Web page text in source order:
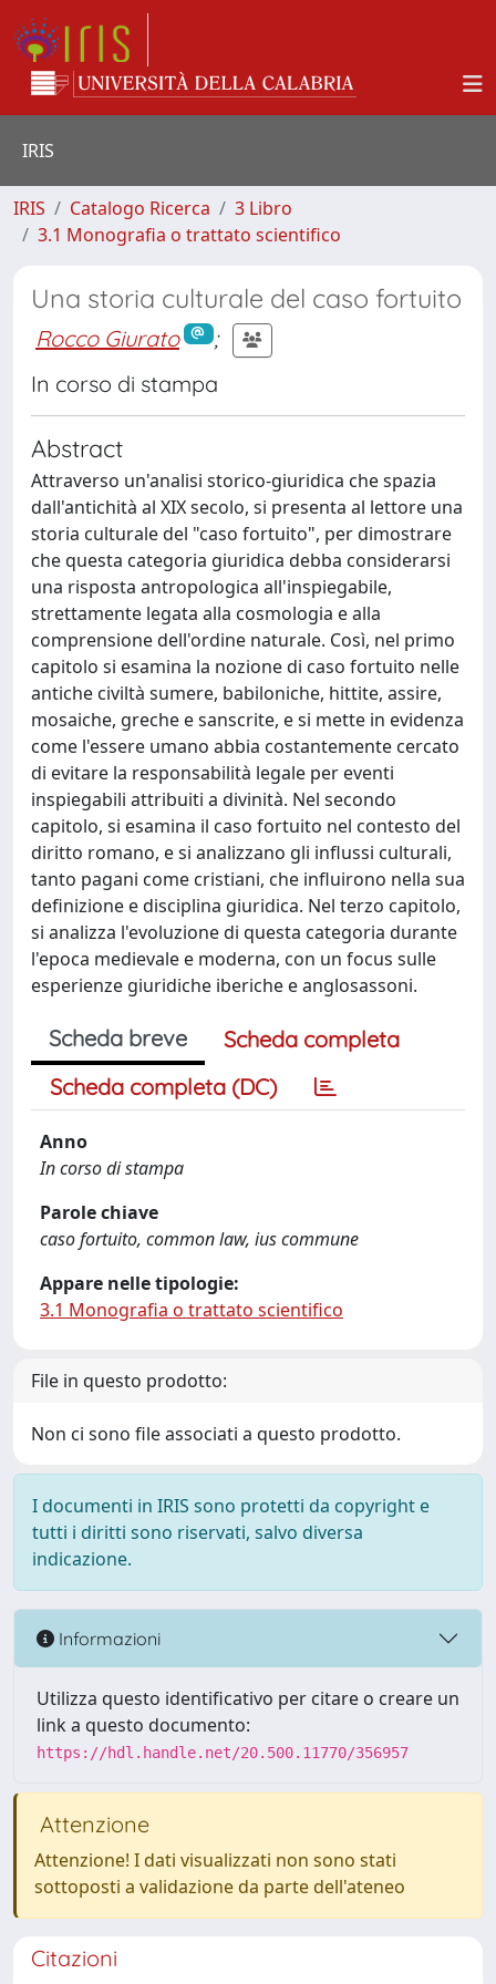
IRIS
IRIS Catalogo Ricerca
3 Libro
3.1 Monografia o trattato scientifico
Una storia culturale del caso fortuito
Rocco Giurato
;
In corso di stampa
Abstract
Attraverso un'analisi storico-giuridica che spazia
dall'antichità al XIX secolo, si presenta al lettore una
storia culturale del "caso fortuito", per dimostrare
che questa categoria giuridica debba considerarsi
una risposta antropologica all'inspiegabile,
strettamente legata alla cosmologia e alla
comprensione dell'ordine naturale. Così, nel primo
capitolo si esamina la nozione di caso fortuito nelle
antiche civiltà sumere, babiloniche, hittite, assire,
mosaiche, greche e sanscrite, e si mette in evidenza
come l'essere umano abbia costantemente cercato
di evitare la responsabilità legale per eventi
inspiegabili attribuiti a divinità. Nel secondo
capitolo, si esamina il caso fortuito nel contesto del
diritto romano, e si analizzano gli influssi culturali,
tanto pagani come cristiani, che influirono nella sua
definizione e disciplina giuridica. Nel terzo capitolo,
si analizza l'evoluzione di questa categoria durante
l'epoca medievale e moderna, con un focus sulle
esperienze giuridiche iberiche e anglosassoni.
Scheda breve
Scheda completa
Scheda completa (DC)
Anno
In corso di stampa
Parole chiave
caso fortuito, common law, ius commune
Appare nelle tipologie:
3.1 Monografia o trattato scientifico
File in questo prodotto:
Non ci sono file associati a questo prodotto.
I documenti in IRIS sono protetti da copyright e
tutti i diritti sono riservati, salvo diversa
indicazione.
Informazioni
Utilizza questo identificativo per citare o creare un
link a questo documento:
https://hdl.handle.net/20.500.11770/356957
Attenzione
Attenzione! I dati visualizzati non sono stati
sottoposti a validazione da parte dell'ateneo
Citazioni